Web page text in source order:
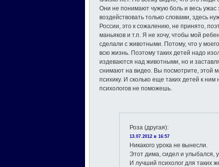
Они не понимают чужую боль и весь ужас
воздействовать только словами, здесь
России, это к сожалению, не принято,
маньяков и т.п. Я не хочу, чтобы мой
сделали с животными. Потому, что у
всю жизнь. Поэтому таких детей надо
издеваются над животными, но и
снимают на видео. Вы посмотрите, этой
психику. И сколько еще таких детей к
психологов не поможешь.
Роза (другая):
13.07.2012 в 16:57
Никакого урока не вынесли.
Этот дима, сидел и улыбался,
И лучший психолог для таких